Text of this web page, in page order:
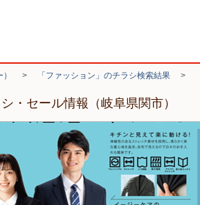
> 「ファッション」のチラシ検索結果 >
・セール情報（岐阜県関市）